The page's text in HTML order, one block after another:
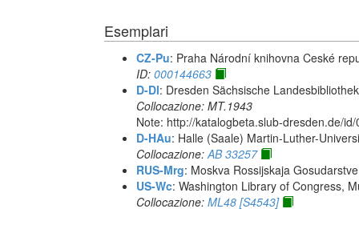
Esemplari
CZ-Pu: Praha Národní knihovna Ceské
ID: 000144663
D-Dl: Dresden Sächsische
Collocazione: MT.1943
Note: http://katalogbeta.slub-dresden.de/
D-HAu: Halle (Saale) Martin-Luther-
Collocazione:AB 33257
RUS-Mrg: Moskva Rossijskaja
US-Wc: Washington Library of Congress,
Collocazione: ML48 [S4543]